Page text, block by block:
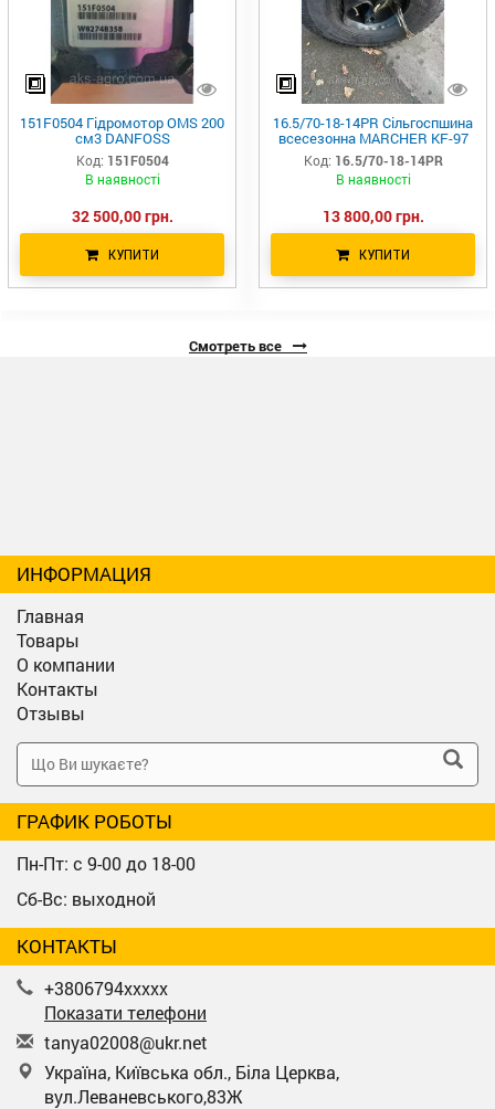
151F0504 Гідромотор OMS 200
см3 DANFOSS
Код: 151F0504
В наявності
32 500,00 грн.
КУПИТИ
16.5/70-18-14PR Сільгоспшина
всесезонна MARCHER KF-97
Код: 16.5/70-18-14PR
В наявності
13 800,00 грн.
КУПИТИ
Смотреть все
ИНФОРМАЦИЯ
Главная
Товары
О компании
Контакты
Отзывы
ГРАФИК РОБОТЫ
Пн-Пт: с 9-00 до 18-00
Сб-Вс: выходной
КОНТАКТЫ
+3806794xxxxx
Показати телефони
tanya02008@ukr.net
Україна, Київська обл., Біла Церква,
вул.Леваневського,83Ж